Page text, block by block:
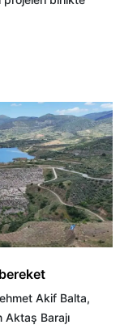
Akif Balta,
Aktaş Barajı